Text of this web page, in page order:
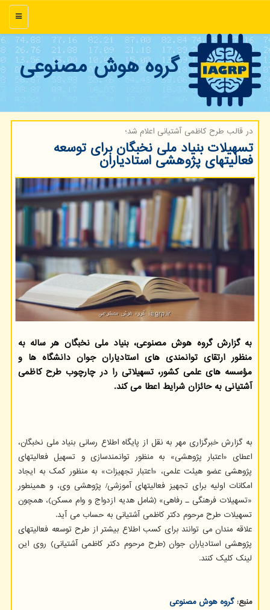
منو
گروه هوش مصنوعی
در قالب طرح كاظمی آشتیانی اعلام شد؛
تسهیلات بنیاد ملی نخبگان برای توسعه
فعالیتهای پژوهشی استادیاران
به گزارش گروه هوش مصنوعی، بنیاد ملی نخبگان هر ساله به
منظور ارتقای توانمندی های استادیاران جوان دانشگاه ها و
مؤسسه های علمی کشور، تسهیلاتی را در چارچوب طرح کاظمی
آشتیانی به حائزان شرایط اعطا می کند.
به گزارش خبرگزاری مهر به نقل از پایگاه اطلاع رسانی بنیاد ملی نخبگان،
اعطای «اعتبار پژوهشی» به منظور توانمندسازی و تسهیل فعالیتهای
پژوهشی عضو هیئت علمی، «اعتبار تجهیزات» به منظور کمک به ایجاد
امکانات اولیه برای تجهیز فعالیتهای آموزشی/ پژوهشی وی، و همینطور
«تسهیلات فرهنگی ـ رفاهی» (شامل هدیه ازدواج و وام مسکن)، همچون
تسهیلات طرح مرحوم دکتر کاظمی آشتیانی به حساب می آید.
علاقه مندان می توانند برای کسب اطلاع بیشتر از طرح توسعه فعالیتهای
پژوهشی استادیاران جوان (طرح مرحوم دکتر کاظمی آشتیانی) روی این
لینک کلیک کنند.
منبع:گروه هوش مصنوعی